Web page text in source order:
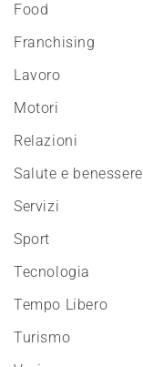
Food
Franchising
Lavoro
Motori
Relazioni
Salute e benessere
Servizi
Sport
Tecnologia
Tempo Libero
Turismo